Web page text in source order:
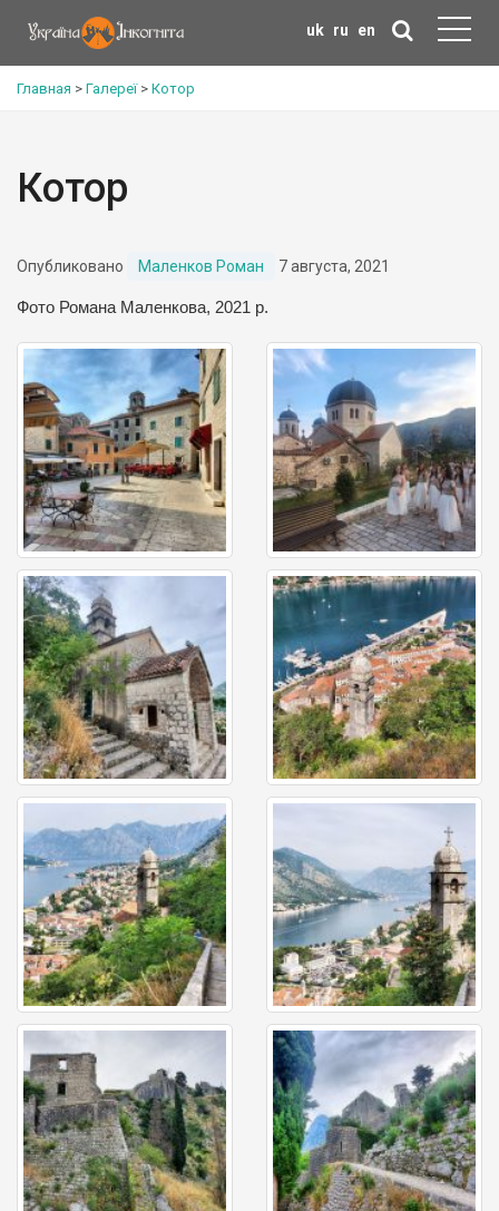
uk ru en
Главная > Галереї> Котор
Котор
Опубликовано Маленков Роман 7 августа, 2021
Фото Романа Маленкова, 2021 р.